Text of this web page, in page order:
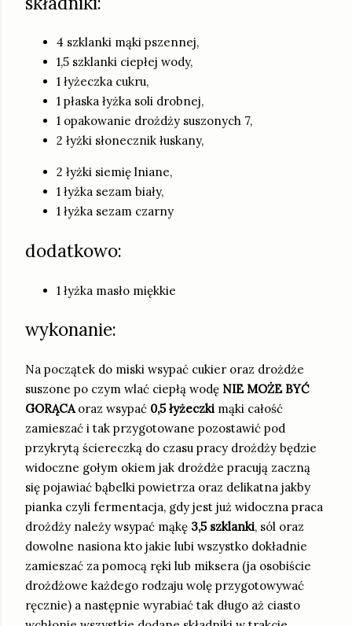
4 szklanki mąki pszennej,
1,5 szklanki ciepłej wody,
1 łyżeczka cukru,
1 płaska łyżka soli drobnej,
1 opakowanie drożdży suszonych 7,
2 łyżki słonecznik łuskany,
2 łyżki siemię lniane,
1 łyżka sezam biały,
1 łyżka sezam czarny
dodatkowo:
1 łyżka masło miękkie
wykonanie:
Na początek do miski wsypać cukier oraz drożdże
suszone po czym wlać ciepłą wodę NIE MOŻE BYĆ
GORĄCAoraz wsypać 0,5 łyżeczki mąki całość
zamieszać i tak przygotowane pozostawić pod
przykrytą ściereczką do czasu pracy drożdży będzie
widoczne gołym okiem jak drożdże pracują zaczną
się pojawiać bąbelki powietrza oraz delikatna jakby
pianka czyli fermentacja, gdy jest już widoczna praca
drożdży należy wsypać mąkę 3,5 szklanki, sól oraz
dowolne nasiona kto jakie lubi wszystko dokładnie
zamieszać za pomocą ręki lub miksera (ja osobiście
drożdżowe każdego rodzaju wolę przygotowywać
ręcznie) a następnie wyrabiać tak długo aż ciasto